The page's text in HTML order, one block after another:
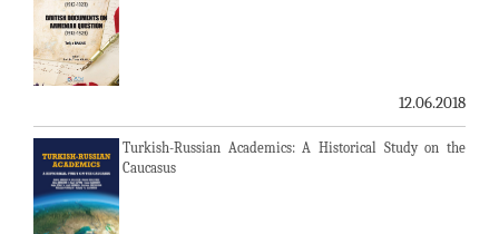
12.06.2018
Turkish-Russian Academics: A Historical Study on the
Caucasus